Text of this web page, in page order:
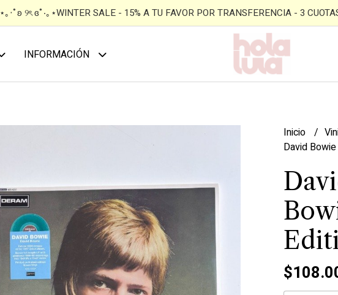
⋆｡‧˚ʚ ୨ৎ ɞ˚‧｡⋆WINTER SALE - 15% A TU FAVOR POR TRANSFERENCIA - 3
INFORMACIÓN
Inicio
David